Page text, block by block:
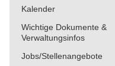
Kalender
Wichtige Dokumente &
Verwaltungsinfos
Jobs/Stellenangebote